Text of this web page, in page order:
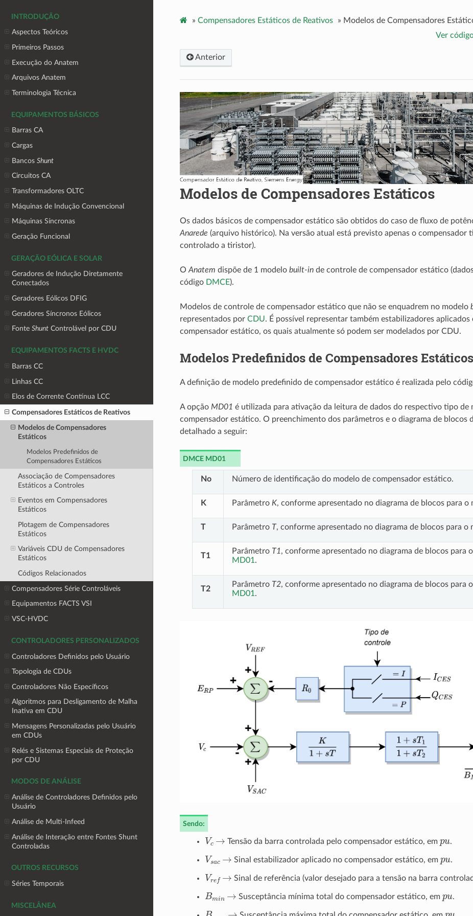
INTRODUÇÃO
Aspectos Teóricos
Primeiros Passos
Execução do Anatem
Arquivos Anatem
Terminologia Técnica
EQUIPAMENTOS BÁSICOS
Barras CA
Cargas
BancosShunt
Circuitos CA
Transformadores OLTC
Máquinas de Indução Convencional
Máquinas Síncronas
Geração Funcional
GERAÇÃO EÓLICA E SOLAR
Geradores de Indução Diretamente
Conectados
Geradores Eólicos DFIG
Geradores Síncronos Eólicos
FonteShunt Controlável por CDU
EQUIPAMENTOS FACTS E HVDC
Barras CC
Linhas CC
Elos de Corrente Contínua LCC
Compensadores Estáticos de Reativos
Modelos de Compensadores
Estáticos
Modelos Predefinidos de
Compensadores Estáticos
Associação de Compensadores
Estáticos a Controles
Eventos em Compensadores
Estáticos
Plotagem de Compensadores
Estáticos
Variáveis CDU de Compensadores
Estáticos
Códigos Relacionados
Compensadores Série Controláveis
Equipamentos FACTS VSI
VSC-HVDC
CONTROLADORES PERSONALIZADOS
Controladores Definidos pelo Usuário
Topologia de CDUs
Controladores Não Específicos
Algoritmos para Desligamento de Malha
Inativa em CDU
Mensagens Personalizadas pelo Usuário
em CDUs
Relés e Sistemas Especiais de Proteção
por CDU
MODOS DE ANÁLISE
Análise de Controladores Definidos pelo
Usuário
Análise de Multi-Infeed
Análise de Interação entre Fontes Shunt
Controladas
OUTROS RECURSOS
Séries Temporais
MISCELÂNEA
» Compensadores Estáticos de Reativos » Modelos de Compensadores
Ver
Anterior
Modelos de Compensadores Estáticos
Os dados básicos de compensador estático são obtidos do caso de fluxo de
Anarede (arquivo histórico). Na versão atual está previsto apenas o compensador
controlado a tiristor).
O Anatem dispõe de 1 modelo built-inde controle de compensador estático
código DMCE).
Modelos de controle de compensador estático que não se enquadrem no modelo
representados por CDU. É possível representar também estabilizadores
compensador estático, os quais atualmente só podem ser modelados por CDU.
Modelos Predefinidos de Compensadores Estáticos
A definição de modelo predefinido de compensador estático é realizada pelo
A opção MD01 é utilizada para ativação da leitura de dados do respectivo tipo de
compensador estático. O preenchimento dos parâmetros e o diagrama de blocos
detalhado a seguir:
DMCE MD01
No Número de identificação do modelo de compensador estático.
K Parâmetro K, conforme apresentado no diagrama de blocos para o
T Parâmetro T, conforme apresentado no diagrama de blocos para o
T1
Parâmetro T1, conforme apresentado no diagrama de blocos para
MD01 .
T2
Parâmetro T2, conforme apresentado no diagrama de blocos para
MD01 .
Sendo:
Vc → Tensão da barra controlada pelo compensador estático, em .
Vs → Sinal estabilizador aplicado no compensador estático, em .
Vr → Sinal de referência (valor desejado para a tensão na barra
Bm → Susceptância mínima total do compensador estático, em .
Bm →